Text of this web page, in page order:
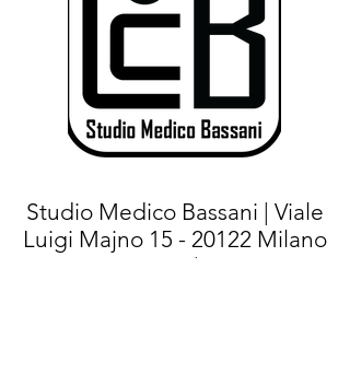
Studio Medico Bassani | Viale
Luigi Majno 15 - 20122 Milano
(MI) |